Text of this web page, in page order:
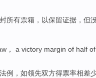
所有票箱 ， 以保留证据 ， 但
， a victory margin of half
法例 ，如领先双方得票率相差